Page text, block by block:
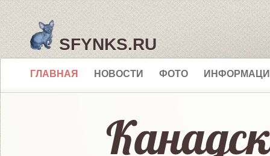
SFYNKS.RU
ГЛАВНАЯ НОВОСТИ ФОТО